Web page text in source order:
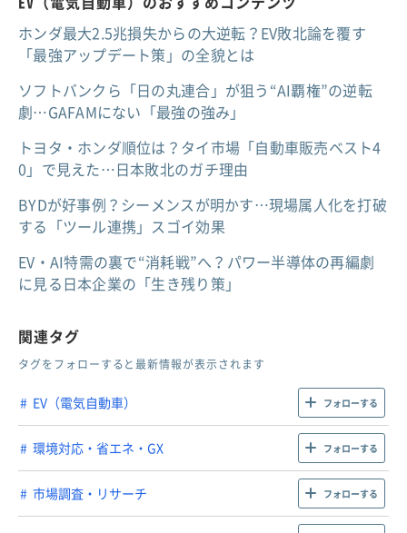
ホンダ最大2.5兆損失からの大逆転？EV敗北論を覆す
「最強アップデート策」の全貌とは
ソフトバンクら「日の丸連合」が狙う“AI覇権”の逆転
劇…GAFAMにない「最強の強み」
トヨタ・ホンダ順位は？タイ市場「自動車販売ベスト4
0」で見えた…日本敗北のガチ理由
BYDが好事例？シーメンスが明かす…現場属人化を打破
する「ツール連携」スゴイ効果
EV・AI特需の裏で“消耗戦”へ？パワー半導体の再編劇
に見る日本企業の「生き残り策」
関連タグ
タグをフォローすると最新情報が表示されます
EV（電気自動車） フォローする
環境対応・省エネ・GX フォローする
市場調査・リサーチ フォローする